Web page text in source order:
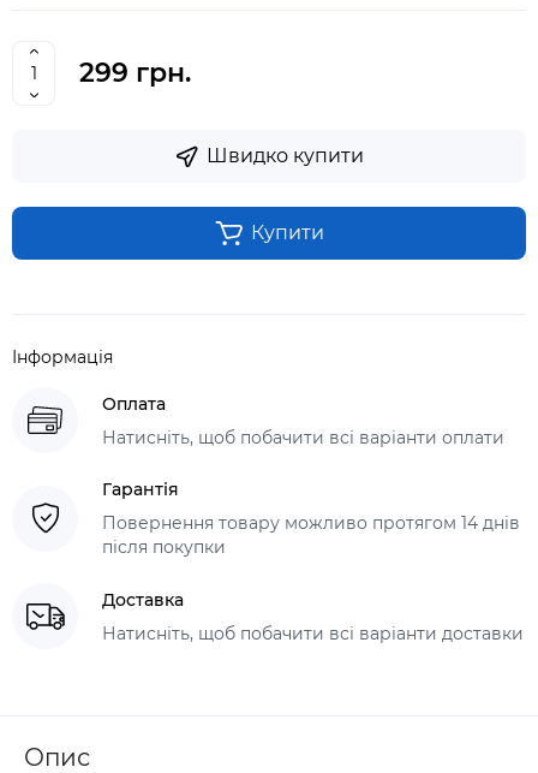
299 грн.
Швидко купити
Купити
Інформація
Оплата
Натисніть, щоб побачити всі варіанти оплати
Гарантія
Повернення товару можливо протягом 14 днів
після покупки
Доставка
Натисніть, щоб побачити всі варіанти доставки
Опис